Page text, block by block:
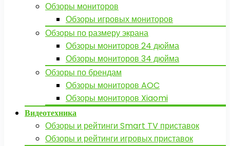
Обзоры мониторов
Обзоры игровых мониторов
Обзоры по размеру экрана
Обзоры мониторов 24 дюйма
Обзоры мониторов 34 дюйма
Обзоры по брендам
Обзоры мониторов AOC
Обзоры мониторов Xiaomi
Видеотехника
Обзоры и рейтинги Smart TV приставок
Обзоры и рейтинги игровых приставок